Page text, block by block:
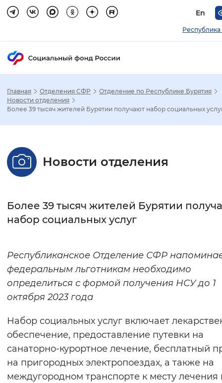
En
Республика
Настройка режима отображения
Стандартный Увеличенный
Нормальный Увеличенный
Цвет сайта
Синий фон
Изображения
Включены Выключены
Главная Отделения СФР
Отделение по Республике Бурятия
Новости отделения
Более 39 тысяч жителей Бурятии получают набор социальных
Новости отделения
Более 39 тысяч жителей Бурятии
набор социальных услуг
Республиканское Отделение СФР
федеральным льготникам необходимо
определиться с формой получения НСУ до 1
октября 2023 года
Набор социальных услуг включает
обеспечение, предоставление путевки на
санаторно-курортное лечение, бесплатный
на пригородных электропоездах, а также на
междугородном транспорте к месту лечения